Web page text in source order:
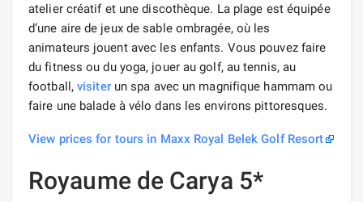
atelier créatif et une discothèque. La plage est équipée
d’une aire de jeux de sable ombragée, où les
animateurs jouent avec les enfants. Vous pouvez faire
du fitness ou du yoga, jouer au golf, au tennis, au
football, visiterun spa avec un magnifique hammam ou
faire une balade à vélo dans les environs pittoresques.
View prices for tours in Maxx Royal Belek Golf Resort
Royaume de Carya 5*